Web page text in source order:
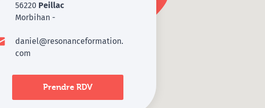
56220 Peillac
Morbihan -
daniel@resonanceformation.
com
Prendre RDV